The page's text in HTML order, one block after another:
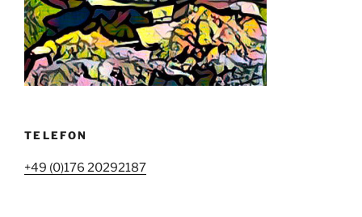
TELEFON
+49 (0)176 20292187